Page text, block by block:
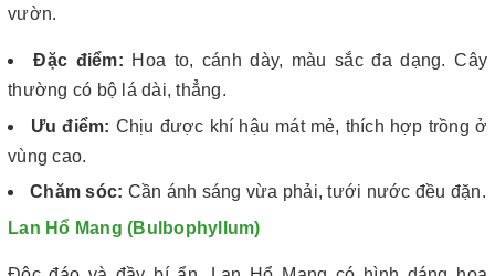
vườn.
Đặc điểm: Hoa to, cánh dày, màu sắc đa dạng. Cây
thường có bộ lá dài, thẳng.
Ưu điểm: Chịu được khí hậu mát mẻ, thích hợp trồng ở
vùng cao.
Chăm sóc: Cần ánh sáng vừa phải, tưới nước đều đặn.
Lan Hổ Mang (Bulbophyllum)